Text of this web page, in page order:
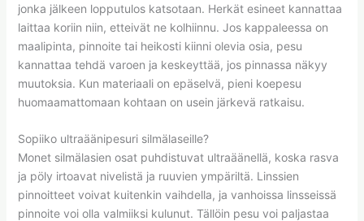
jonka jälkeen lopputulos katsotaan. Herkät esineet kannattaa
laittaa koriin niin, etteivät ne kolhiinnu. Jos kappaleessa on
maalipinta, pinnoite tai heikosti kiinni olevia osia, pesu
kannattaa tehdä varoen ja keskeyttää, jos pinnassa näkyy
muutoksia. Kun materiaali on epäselvä, pieni koepesu
huomaamattomaan kohtaan on usein järkevä ratkaisu.
Sopiiko ultraäänipesuri silmälaseille?
Monet silmälasien osat puhdistuvat ultraäänellä, koska rasva
ja pöly irtoavat nivelistä ja ruuvien ympäriltä. Linssien
pinnoitteet voivat kuitenkin vaihdella, ja vanhoissa linsseissä
pinnoite voi olla valmiiksi kulunut. Tällöin pesu voi paljastaa